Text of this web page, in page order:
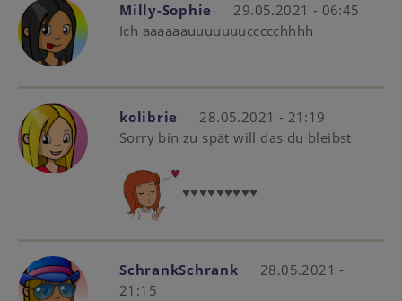
Milly-Sophie
29.05.2021 - 06:45
Ich aaaaaauuuuuuuccccchhhh
kolibrie
28.05.2021 - 21:19
Sorry bin zu spät will das du bleibst
♥️♥️♥️♥️♥️♥️♥️♥️♥️
SchrankSchrank
28.05.2021 -
21:15